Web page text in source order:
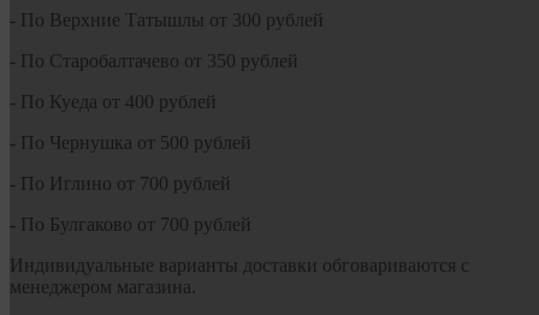
- По Верхние Татышлы от 300 рублей
- По Старобалтачево от 350 рублей
- По Куеда от 400 рублей
- По Чернушка от 500 рублей
- По Иглино от 700 рублей
- По Булгаково от 700 рублей
Индивидуальные варианты доставки обговариваются с
менеджером магазина.